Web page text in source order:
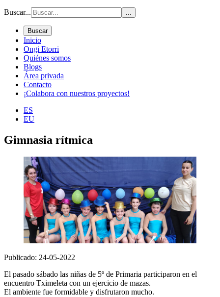
Buscar... ...
Buscar
Inicio
Ongi Etorri
Quiénes somos
Blogs
Área privada
Contacto
¡Colabora con nuestros proyectos!
ES
EU
Gimnasia rítmica
Publicado: 24-05-2022
El pasado sábado las niñas de 5º de Primaria participaron en el
encuentro Tximeleta con un ejercicio de mazas.
El ambiente fue formidable y disfrutaron mucho.